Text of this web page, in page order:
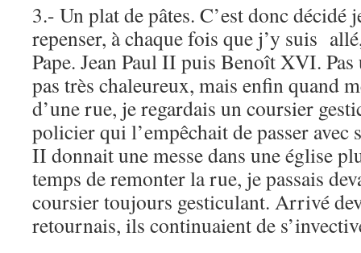
3.- Un plat de pâtes. C’est donc décidé
repenser, à chaque fois que j’y suis
Pape. Jean Paul II puis Benoît XVI.
pas très chaleureux, mais enfin quand
d’une rue, je regardais un coursier
policier qui l’empêchait de passer avec
II donnait une messe dans une église
temps de remonter la rue, je passais
coursier toujours gesticulant. Arrivé
retournais, ils continuaient de